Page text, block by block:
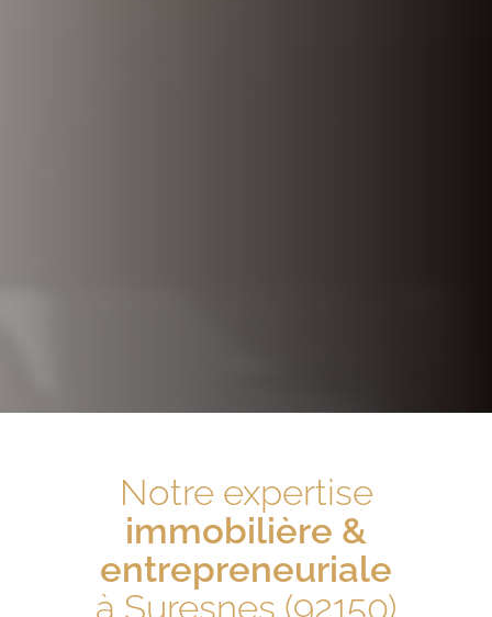
Notre expertise
immobilière &
entrepreneuriale
à Suresnes (92150)